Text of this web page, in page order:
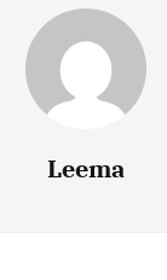
Leema